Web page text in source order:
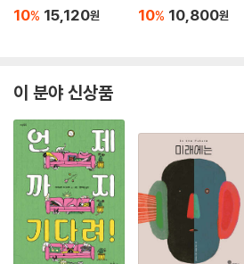
10% 15,120원 10% 10,800원
이 분야 신상품